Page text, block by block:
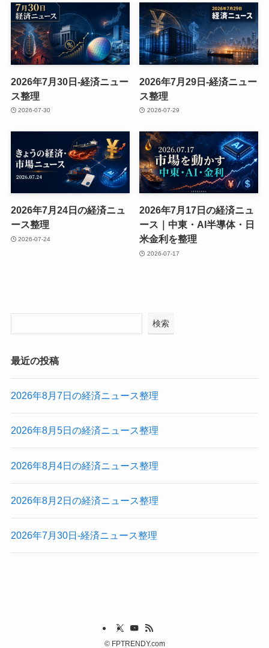
2026年7月30日-経済ニュー
ス整理
2026-07-30
2026年7月29日-経済ニュー
ス整理
2026-07-29
2026年7月24日の経済ニュ
ース整理
2026-07-24
2026年7月17日の経済ニュ
ース｜中東・AI半導体・日
米金利を整理
2026-07-17
検索
最近の投稿
2026年8月7日の経済ニュース整理
2026年8月5日の経済ニュース整理
2026年8月4日の経済ニュース整理
2026年8月2日の経済ニュース整理
2026年7月30日-経済ニュース整理
©FPTRENDY.com